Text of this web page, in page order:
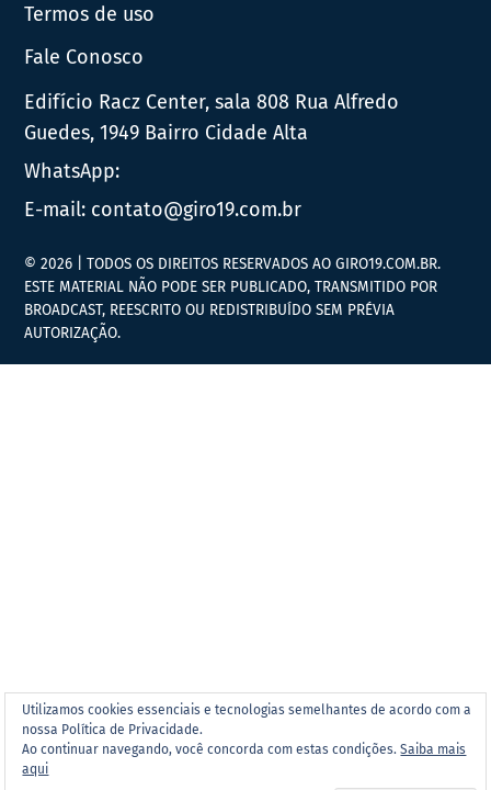
Termos de uso
Fale Conosco
Edifício Racz Center, sala 808 Rua Alfredo
Guedes, 1949 Bairro Cidade Alta
WhatsApp:
E-mail: contato@giro19.com.br
Utilizamos cookies essenciais e tecnologias semelhantes de acordo com a
nossa Política de Privacidade.
Ao continuar navegando, você concorda com estas condições.Saiba mais
aqui
© 2026 | TODOS OS DIREITOS RESERVADOS AO GIRO19.COM.BR.
ESTE MATERIAL NÃO PODE SER PUBLICADO, TRANSMITIDO POR
BROADCAST, REESCRITO OU REDISTRIBUÍDO SEM PRÉVIA
AUTORIZAÇÃO.